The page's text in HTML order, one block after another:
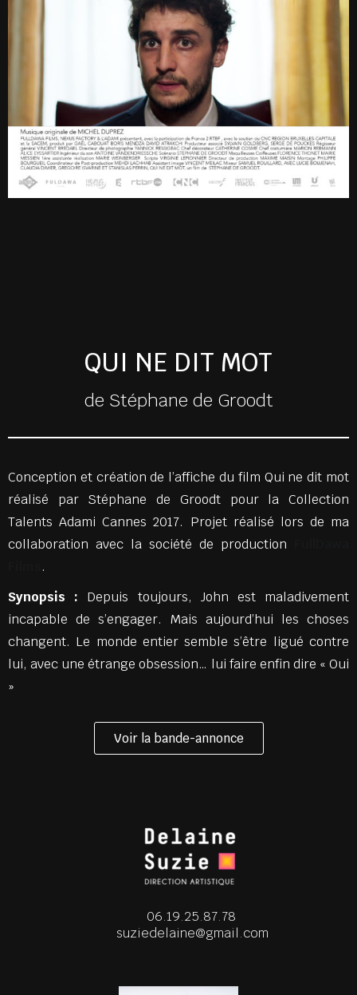
QUI NE DIT MOT
de Stéphane de Groodt
Conception et création de l’affiche du film Qui ne dit mot
réalisé par Stéphane de Groodt pour la Collection
Talents Adami Cannes 2017. Projet réalisé lors de ma
collaboration avec la société de production
.
Synopsis : Depuis toujours, John est maladivement
incapable de s’engager. Mais aujourd’hui les choses
changent. Le monde entier semble s’être ligué contre
lui, avec une étrange obsession… lui faire enfin dire « Oui
»
Voir la bande-annonce
06.19.25.87.78
suziedelaine@gmail.com